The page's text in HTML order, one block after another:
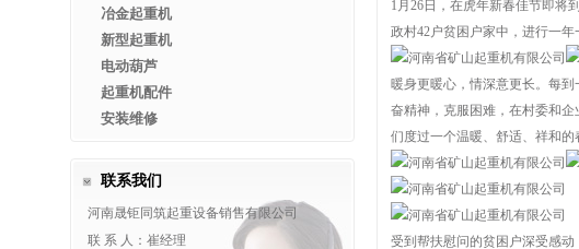
冶金起重机
新型起重机
电动葫芦
起重机配件
安装维修
联系我们
河南晟钜同筑起重设备销售有限公司
联 系 人：崔经理
1月26日，在虎年新春佳节即将
政村42户贫困户家中，进行一年
暖身更暖心，情深意更长。每
奋精神，克服困难，在村委和
们度过一个温暖、舒适、祥和的
受到帮扶慰问的贫困户深受感